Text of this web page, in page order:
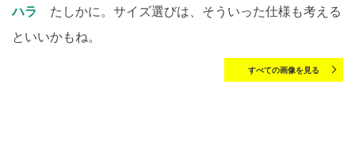
ハラ
たしかに。サイズ選びは、そういった仕様も考える
といいかもね。
すべての画像を見る